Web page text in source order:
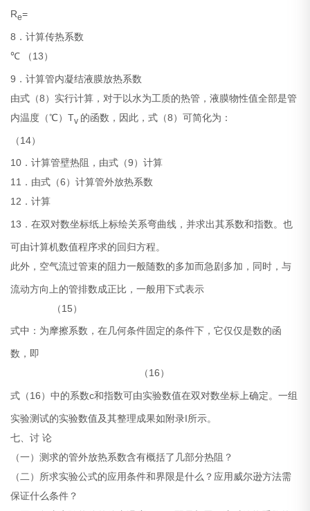
Re=
8．计算传热系数
℃ （13）
9．计算管内凝结液膜放热系数
由式（8）实行计算，对于以水为工质的热管，液膜物性值全部是管
内温度（℃）Tv 的函数，因此，式（8）可简化为：
（14）
10．计算管壁热阻，由式（9）计算
11．由式（6）计算管外放热系数
12．计算
13．在双对数坐标纸上标绘关系弯曲线，并求出其系数和指数。也
可由计算机数值程序求的回归方程。
此外，空气流过管束的阻力一般随数的多加而急剧多加，同时，与
流动方向上的管排数成正比，一般用下式表示
（15）
式中： 为摩擦系数，在几何条件固定的条件下，它仅仅是数的函
数，即
（16）
式（16）中的系数c和指数可由实验数值在双对数坐标上确定。一组
实验测试的实验数值及其整理成果如附录I所示。
七、讨 论
（一）测求的管外放热系数含有概括了几部分热阻？
（二）所求实验公式的应用条件和界限是什么？应用威尔逊方法需
保证什么条件？